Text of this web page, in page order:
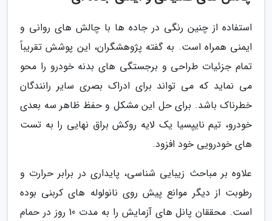
استفاده از چنین رنگی در جاده ها با چالش های روانی و
ایمنی همراه است. به گفته پژوهشگران، این پوشش تقریباً
تمام جزئیات طراحی و برجستگی های بدنه خودرو را محو
می نماید که می تواند برای ادراک بصری سایر رانندگان
خطرناک باشد. برای حل این مشکل و حفظ ظاهر سه بعدی
خودرو، تیم نایپسیا یک لایه روکش براق نهایی را به تست
های خودرویی خود افزود.
علاوه بر مباحث زیبایی شناسی، پایداری در برابر حرارت و
رطوبت از دیگر موانع پیش روی نانولوله های کربنی بوده
است. محققان پانل های آزمایش را به مدت 10 روز در حمام